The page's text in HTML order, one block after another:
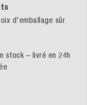
d'emballage sûr
stock – livré en 24h